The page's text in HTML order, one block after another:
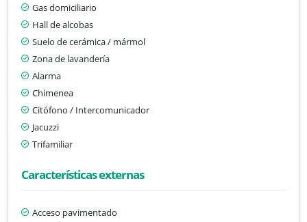
Gas domiciliario
Hall de alcobas
Suelo de cerámica / mármol
Zona de lavandería
Alarma
Chimenea
Citófono / Intercomunicador
Jacuzzi
Trifamiliar
Características externas
Acceso pavimentado